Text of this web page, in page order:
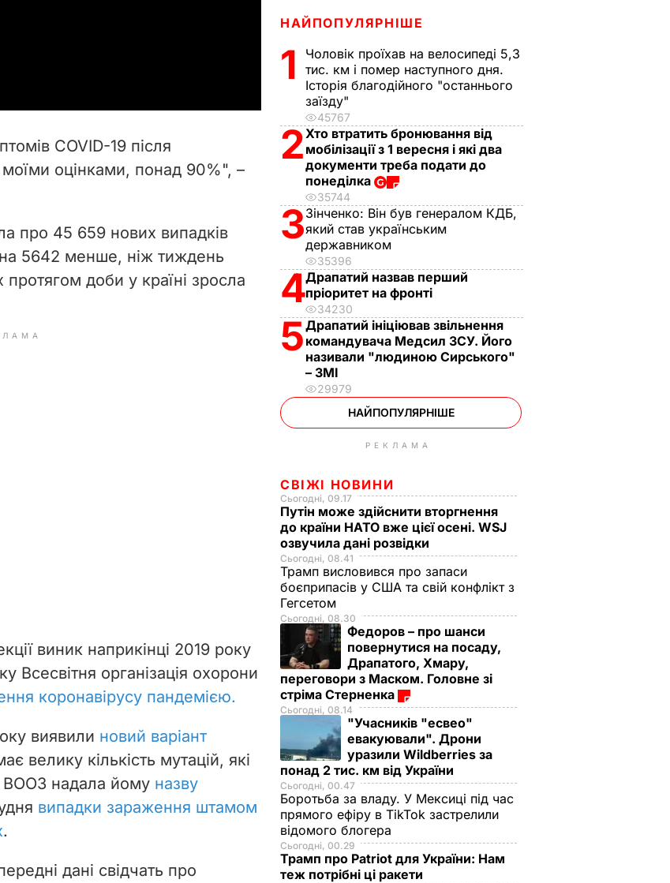
i
e
o
COVID-19 після
оцінками, понад 90%", –
про 45 659 нових випадків
5642 менше, ніж тиждень
доби у країні зросла
виник наприкінці 2019 року
Всесвітня організація охорони
коронавірусу пандемією.
виявили новий варіант
велику кількість мутацій, які
ВООЗ надала йому назву
випадки зараження штамом
.
дані свідчать про
НАЙПОПУЛЯРНІШЕ
1
Чоловік проїхав на велосипеді 5,3
тис. км і помер наступного дня.
Історія благодійного "останнього
заїзду"
45767
2Хто втратить бронювання від
мобілізації з 1 вересня і які два
документи треба подати до
понеділка
35744
3Зінченко: Він був генералом КДБ,
який став українським
державником
35396
4Драпатий назвав перший
пріоритет на фронті
34230
5Драпатий ініціював звільнення
командувача Медсил ЗСУ. Його
називали "людиною Сирського"
– ЗМІ
29979
НАЙПОПУЛЯРНІШЕ
РЕКЛАМА
СВІЖІ НОВИНИ
Сьогодні, 09.17
Путін може здійснити вторгнення
до країни НАТО вже цієї осені. WSJ
озвучила дані розвідки
Сьогодні, 08.41
Трамп висловився про запаси
боєприпасів у США та свій конфлікт з
Гегсетом
Сьогодні, 08.30
Федоров – про шанси
повернутися на посаду,
Драпатого, Хмару,
переговори з Маском. Головне зі
стріма Стерненка
Сьогодні, 08.14
"Учасників "есвео"
евакуювали". Дрони
уразили Wildberries за
понад 2 тис. км від України
Сьогодні, 00.47
Боротьба за владу. У Мексиці під час
прямого ефіру в TikTok застрелили
відомого блогера
Сьогодні, 00.29
Трамп про Patriot для України: Нам
теж потрібні ці ракети